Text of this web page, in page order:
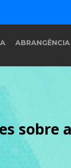
ABRANGÊNCIA
sobre